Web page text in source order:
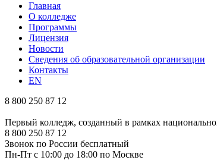
Главная
О колледже
Программы
Лицензия
Новости
Сведения об образовательной организации
Контакты
EN
8 800 250 87 12
Первый колледж, созданный в рамках
8 800 250 87 12
Звонок по России бесплатный
Пн-Пт с 10:00 до 18:00 по Москве